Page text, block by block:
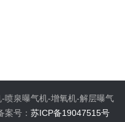
喷泉曝气机-增氧机-解层曝气
号： 苏ICP备19047515号